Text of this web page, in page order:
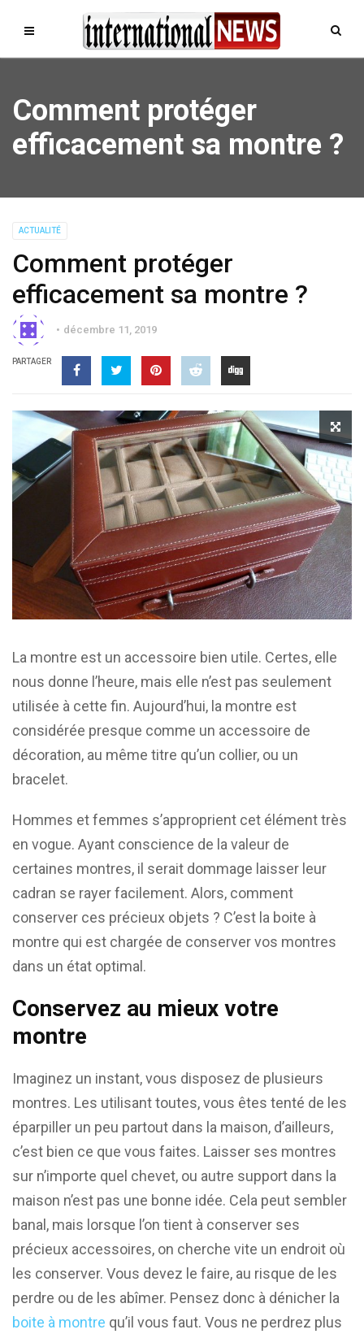
Comment protéger
efficacement sa montre ?
ACTUALITÉ
Comment protéger
efficacement sa montre ?
décembre 11, 2019
PARTAGER
La montre est un accessoire bien utile. Certes, elle
nous donne l’heure, mais elle n’est pas seulement
utilisée à cette fin. Aujourd’hui, la montre est
considérée presque comme un accessoire de
décoration, au même titre qu’un collier, ou un
bracelet.
Hommes et femmes s’approprient cet élément très
en vogue. Ayant conscience de la valeur de
certaines montres, il serait dommage laisser leur
cadran se rayer facilement. Alors, comment
conserver ces précieux objets ? C’est la boite à
montre qui est chargée de conserver vos montres
dans un état optimal.
Conservez au mieux votre
montre
Imaginez un instant, vous disposez de plusieurs
montres. Les utilisant toutes, vous êtes tenté de les
éparpiller un peu partout dans la maison, d’ailleurs,
c’est bien ce que vous faites. Laisser ses montres
sur n’importe quel chevet, ou autre support dans la
maison n’est pas une bonne idée. Cela peut sembler
banal, mais lorsque l’on tient à conserver ses
précieux accessoires, on cherche vite un endroit où
les conserver. Vous devez le faire, au risque de les
perdre ou de les abîmer. Pensez donc à dénicher la
boite à montre qu’il vous faut. Vous ne perdrez plus